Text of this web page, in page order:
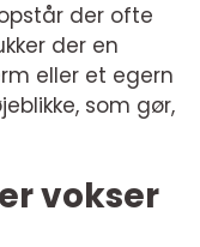
der ofte
der en
eller et egern
som gør,
vokser